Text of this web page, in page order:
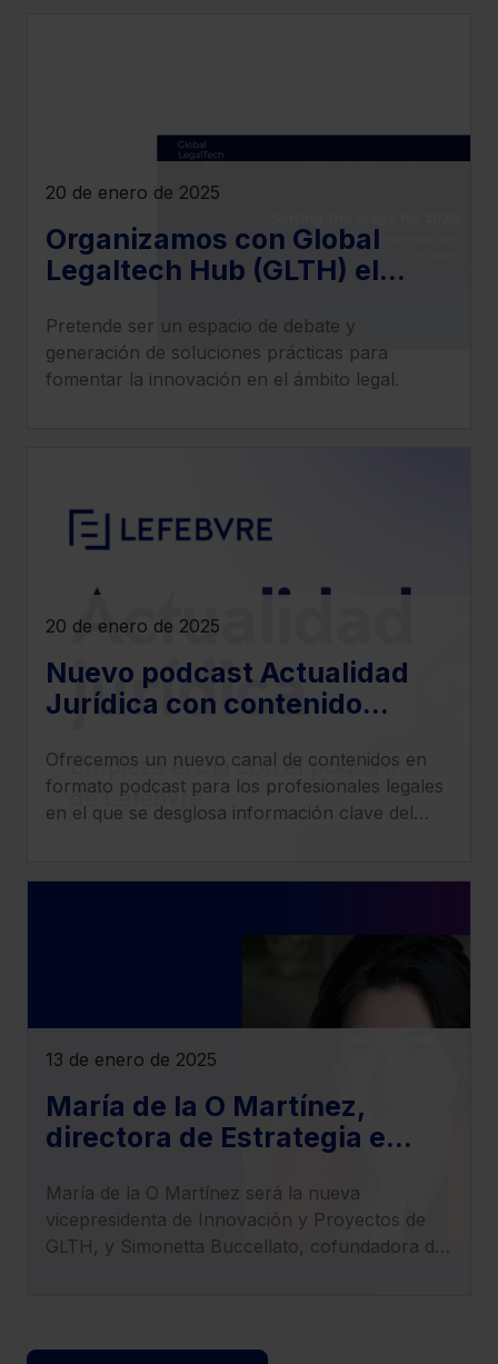
20 de enero de 2025
Organizamos con Global
Legaltech Hub (GLTH) el
soluciones de la tecnología
jurídica"
Pretende ser un espacio de debate y
generación de soluciones prácticas para
fomentar la innovación en el ámbito legal.
20 de enero de 2025
Nuevo podcast Actualidad
Jurídica con contenido
fiscal, social, civil, penal y
mercantil
Ofrecemos un nuevo canal de contenidos en
formato podcast para los profesionales legales
en el que se desglosa información clave del
13 de enero de 2025
María de la O Martínez,
directora de Estrategia e
nueva vicepresidenta de
Innovación y Proyectos de
GLTH
María de la O Martínez será la nueva
vicepresidenta de Innovación y Proyectos de
GLTH, y Simonetta Buccellato, cofundadora de